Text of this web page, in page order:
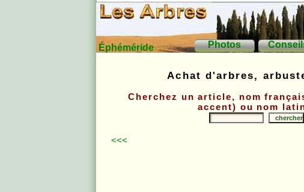
Éphéméride Photos
Achat d'arbres,
Cherchez un article, nom
accent) ou nom
<<<